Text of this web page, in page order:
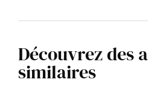
Découvrez des
similaires